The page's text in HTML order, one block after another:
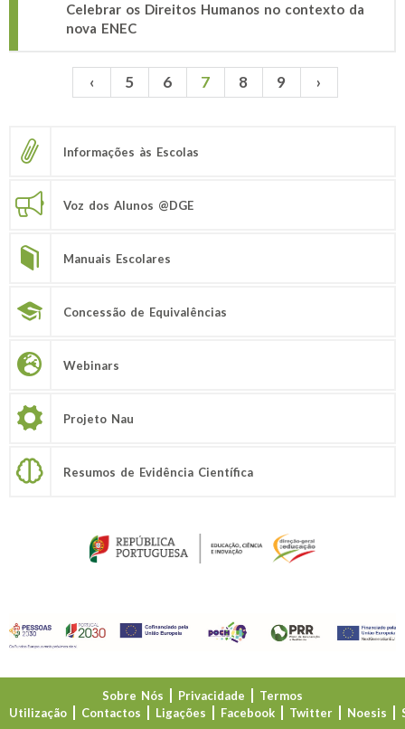
Celebrar os Direitos Humanos no contexto da
nova ENEC
Páginas ‹ 5 6 7 8 9 ›
Informações às Escolas
Voz dos Alunos @DGE
Manuais Escolares
Concessão de Equivalências
Webinars
Projeto Nau
Resumos de Evidência Científica
Sobre Nós Privacidade
Termos
Utilização
Contactos Ligações Facebook Twitter Noesis